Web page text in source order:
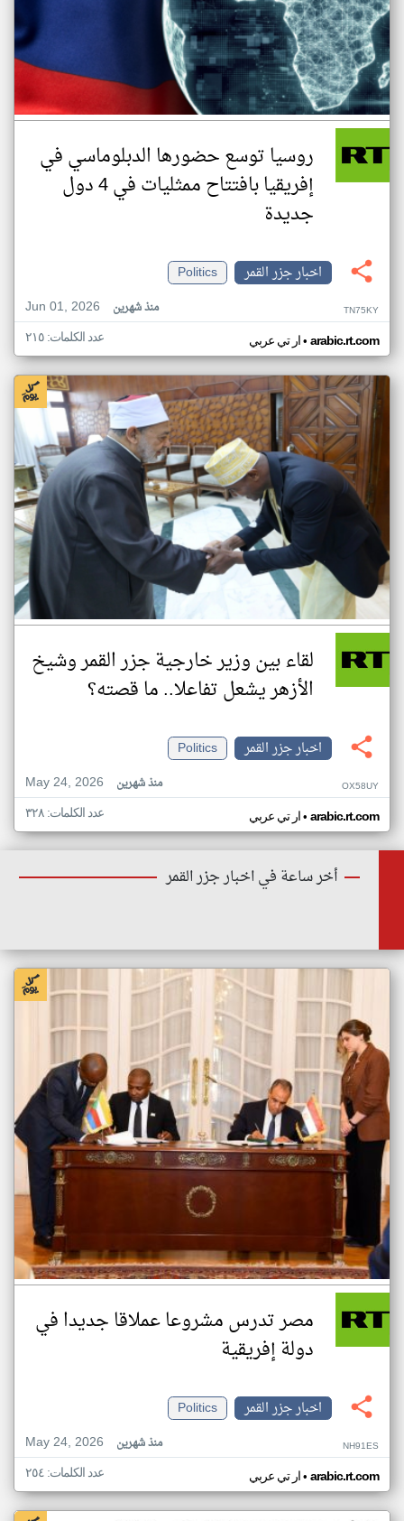
روسيا توسع حضورها الدبلوماسي في
إفريقيا بافتتاح ممثليات في 4 دول
جديدة
اخبار جزر القمر
Politics
Jun 01, 2026
منذ شهرين TN75KY
ار تي عربي• arabic.rt.com عدد الكلمات: ٢١٥
لقاء بين وزير خارجية جزر القمر وشيخ
الأزهر يشعل تفاعلا.. ما قصته؟
اخبار جزر القمر
Politics
May 24, 2026
منذ شهرين OX58UY
ار تي عربي• arabic.rt.com عدد الكلمات: ٣٢٨
أخر ساعة في اخبار جزر القمر
مصر تدرس مشروعا عملاقا جديدا في
دولة إفريقية
اخبار جزر القمر
Politics
May 24, 2026
منذ شهرين NH91ES
ار تي عربي• arabic.rt.com عدد الكلمات: ٢٥٤